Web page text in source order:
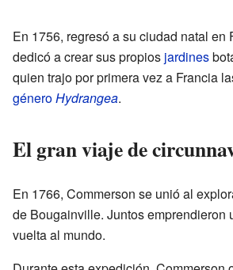
En 1756, regresó a su ciudad natal en
dedicó a crear sus propios jardines
quien trajo por primera vez a Francia
géneroHydrangea.
El gran viaje de
En 1766, Commerson se unió al
de Bougainville. Juntos emprendieron
vuelta al mundo.